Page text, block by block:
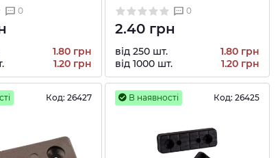
0
1.80 грн
1.20 грн
0
2.40 грн
від 250 шт.
1.80 грн
від 1000 шт.
1.20 грн
Код: 26427 В наявності Код: 26425